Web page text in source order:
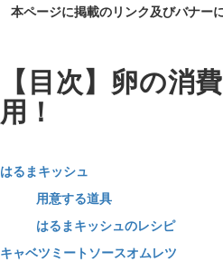
本ページに掲載のリンク及びバナー
【目次】卵の消
用！
はるまキッシュ
用意する道具
はるまキッシュのレシピ
キャベツミートソースオムレツ